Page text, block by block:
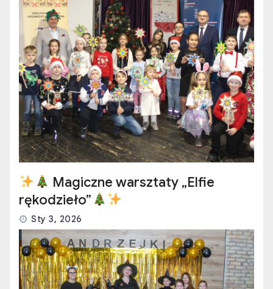
Magiczne warsztaty „Elfie
rękodzieło”
Sty 3, 2026